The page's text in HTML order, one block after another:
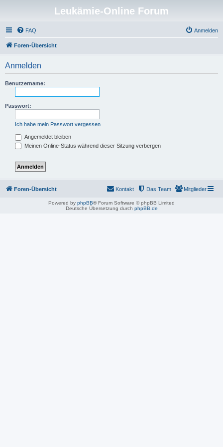
Leukämie-Online Forum
FAQ Anmelden
Foren-Übersicht
Anmelden
Benutzername:
Passwort:
Ich habe mein Passwort vergessen
Angemeldet bleiben
Meinen Online-Status während dieser Sitzung verbergen
Foren-Übersicht Mitglieder
Das Team
Kontakt
Powered by phpBB® Forum Software © phpBB Limited
Deutsche Übersetzung durch phpBB.de